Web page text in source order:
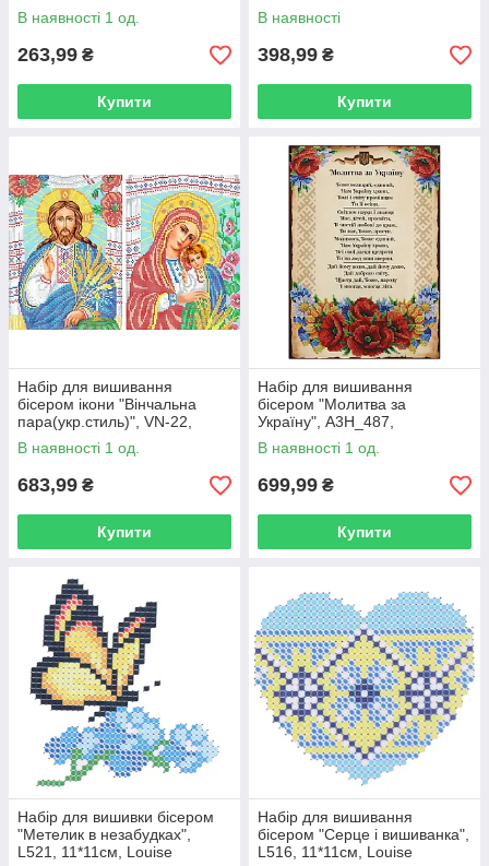
В наявності 1 од.
263,99 ₴
Купити
В наявності
398,99 ₴
Купити
Набір для вишивання
бісером ікони "Вінчальна
пара(укр.стиль)", VN-22,
20*26см, Art Millennium
В наявності 1 од.
683,99 ₴
Купити
Набір для вишивання
бісером "Молитва за
Україну", А3Н_487,
27*36.5см, Virena
В наявності 1 од.
699,99 ₴
Купити
Набір для вишивки бісером
"Метелик в незабудках",
L521, 11*11см, Louise
Набір для вишивання
бісером "Серце і вишиванка",
L516, 11*11см, Louise